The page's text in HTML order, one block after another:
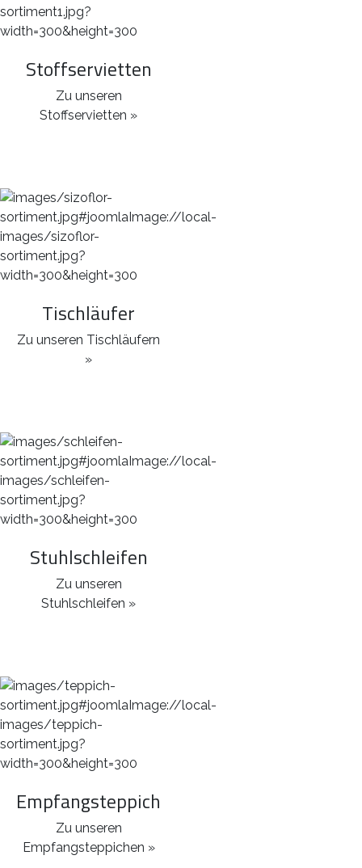
Stoffservietten
Zu unseren
Stoffservietten »
Tischläufer
Zu unseren Tischläufern
»
Stuhlschleifen
Zu unseren
Stuhlschleifen »
Empfangsteppich
Zu unseren
Empfangsteppichen »